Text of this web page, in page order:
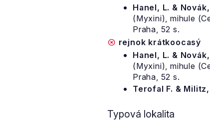
Hanel, L. &
(Myxini), mihule
Praha, 52 s.
rejnok krátkoocasý
Hanel, L. &
(Myxini), mihule
Praha, 52 s.
Terofal F. &
Typová lokalita